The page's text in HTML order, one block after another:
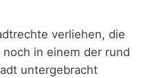
verliehen, die
in einem der rund
untergebracht